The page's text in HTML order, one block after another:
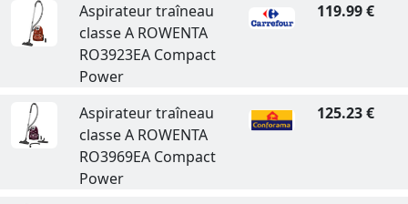
Aspirateur traîneau
classe A ROWENTA
RO3923EA Compact
Power
119.99 €
Aspirateur traîneau
classe A ROWENTA
RO3969EA Compact
Power
125.23 €